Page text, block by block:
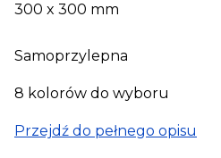
300 x 300 mm
Samoprzylepna
8 kolorów do wyboru
Przejdź do pełnego opisu